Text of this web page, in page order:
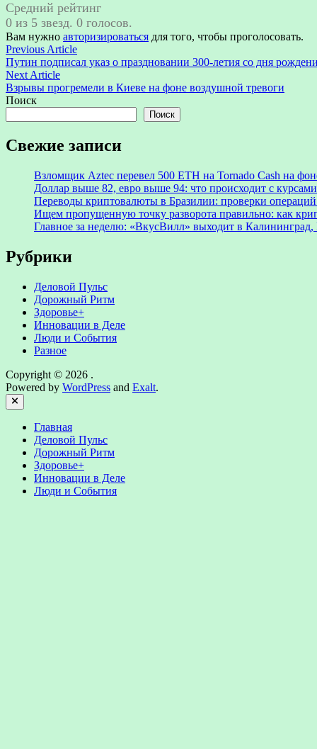
Средний рейтинг
0 из 5 звезд. 0 голосов.
Вам нужно авторизироваться для того, чтобы проголосовать.
Навигация
по
записям
Previous ArticlePrevious
article:
Путин подписал указ о праздновании 300-летия со дня
Next ArticleNext
article:
Взрывы прогремели в Киеве на фоне воздушной тревоги
Поиск
Поиск
Свежие записи
Взломщик Aztec перевел 500 ETH на Tornado Cash на
Доллар выше 82, евро выше 94: что происходит с
Переводы криптовалюты в Бразилии: проверки
Ищем пропущенную точку разворота правильно: как
Главное за неделю: «ВкусВилл» выходит в
Рубрики
Деловой Пульс
Дорожный Ритм
Здоровье+
Инновации в Деле
Люди и События
Разное
Copyright © 2026 .
Powered by WordPress and Exalt.
Close
Главная
Деловой Пульс
Дорожный Ритм
Здоровье+
Инновации в Деле
Люди и События